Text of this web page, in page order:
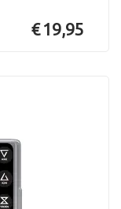
€ 19,95